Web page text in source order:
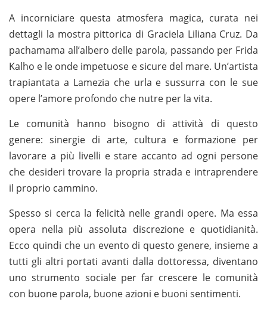
A incorniciare questa atmosfera magica, curata nei
dettagli la mostra pittorica di Graciela Liliana Cruz. Da
pachamama all’albero delle parola, passando per Frida
Kalho e le onde impetuose e sicure del mare. Un’artista
trapiantata a Lamezia che urla e sussurra con le sue
opere l’amore profondo che nutre per la vita.
Le comunità hanno bisogno di attività di questo
genere: sinergie di arte, cultura e formazione per
lavorare a più livelli e stare accanto ad ogni persone
che desideri trovare la propria strada e intraprendere
il proprio cammino.
Spesso si cerca la felicità nelle grandi opere. Ma essa
opera nella più assoluta discrezione e quotidianità.
Ecco quindi che un evento di questo genere, insieme a
tutti gli altri portati avanti dalla dottoressa, diventano
uno strumento sociale per far crescere le comunità
con buone parola, buone azioni e buoni sentimenti.